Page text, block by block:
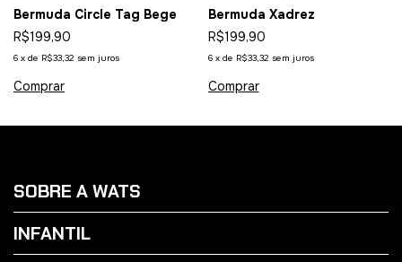
Bermuda Circle Tag Bege
R$199,90
6 x de R$33,32 sem juros
Comprar
Bermuda Xadrez
R$199,90
6 x de R$33,32 sem juros
Comprar
SOBRE A WATS
INFANTIL